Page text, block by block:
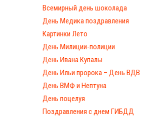
Всемирный день шоколада
День Медика поздравления
Картинки Лето
День Милиции-полиции
День Ивана Купалы
День Ильи пророка – День ВДВ
День ВМФ и Нептуна
День поцелуя
Поздравления с днем ГИБДД